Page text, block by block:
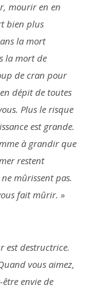
mourir en en
bien plus
la mort
la mort de
de cran pour
dépit de toutes
Plus le risque
est grande.
à grandir que
restent
mûrissent pas.
fait mûrir. »
est destructrice.
vous aimez,
envie de